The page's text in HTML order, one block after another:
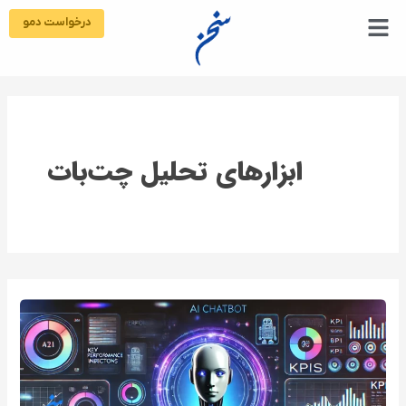
درخواست دمو
ابزارهای تحلیل چت‌بات